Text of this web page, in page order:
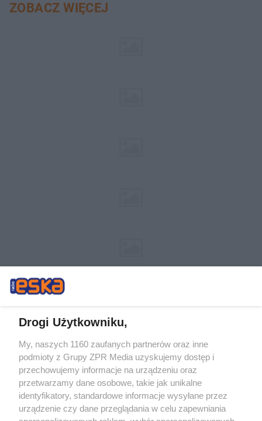
ZOBACZ WIĘCEJ
Żaden utwór zamieszczony w serwisie nie może być powielany i
rozpowszechniany lub dalej rozpowszechniany w jakikolwiek sposób (w
tym także elektroniczny lub mechaniczny) na jakimkolwiek polu
eksploatacji w jakiejkolwiek formie, włącznie z umieszczaniem w Internecie
bez pisemnej zgody właściciela praw. Jakiekolwiek użycie lub
wykorzystanie utworów w całości lub w części z naruszeniem prawa, tzn.
bez właściwej zgody, jest zabronione pod groźbą kary i może być ścigane
prawnie.
Drogi Użytkowniku,
My, naszych 1160 zaufanych partnerów oraz inne
podmioty z Grupy ZPR Media uzyskujemy dostęp i
przechowujemy informacje na urządzeniu oraz
przetwarzamy dane osobowe, takie jak unikalne
identyfikatory, standardowe informacje wysyłane przez
urządzenie czy dane przeglądania w celu zapewniania